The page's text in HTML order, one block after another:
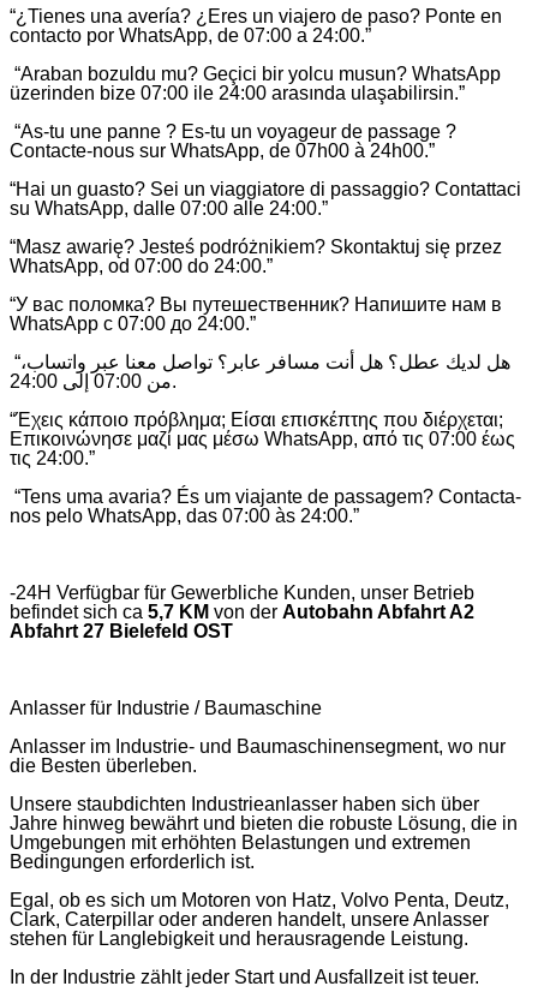
“¿Tienes una avería? ¿Eres un viajero de paso? Ponte en
contacto por WhatsApp, de 07:00 a 24:00.”
“Araban bozuldu mu? Geçici bir yolcu musun? WhatsApp
üzerinden bize 07:00 ile 24:00 arasında ulaşabilirsin.”
“As-tu une panne ? Es-tu un voyageur de passage ?
Contacte-nous sur WhatsApp, de 07h00 à 24h00.”
“Hai un guasto? Sei un viaggiatore di passaggio? Contattaci
su WhatsApp, dalle 07:00 alle 24:00.”
“Masz awarię? Jesteś podróżnikiem? Skontaktuj się przez
WhatsApp, od 07:00 do 24:00.”
“У вас поломка? Вы путешественник? Напишите нам в
WhatsApp с 07:00 до 24:00.”
“هل لديك عطل؟ هل أنت مسافر عابر؟ تواصل معنا عبر واتساب،
من 07:00 إلى 24:00.
“Έχεις κάποιο πρόβλημα; Είσαι επισκέπτης που διέρχεται;
Επικοινώνησε μαζί μας μέσω WhatsApp, από τις 07:00 έως
τις 24:00.”
“Tens uma avaria? És um viajante de passagem? Contacta-
nos pelo WhatsApp, das 07:00 às 24:00.”
-24H Verfügbar für Gewerbliche Kunden, unser Betrieb
befindet sich ca 5,7 KM von der Autobahn Abfahrt A2
Abfahrt 27 Bielefeld OST
Anlasser für Industrie / Baumaschine
Anlasser im Industrie- und Baumaschinensegment, wo nur
die Besten überleben.
Unsere staubdichten Industrieanlasser haben sich über
Jahre hinweg bewährt und bieten die robuste Lösung, die in
Umgebungen mit erhöhten Belastungen und extremen
Bedingungen erforderlich ist.
Egal, ob es sich um Motoren von Hatz, Volvo Penta, Deutz,
Clark, Caterpillar oder anderen handelt, unsere Anlasser
stehen für Langlebigkeit und herausragende Leistung.
In der Industrie zählt jeder Start und Ausfallzeit ist teuer.